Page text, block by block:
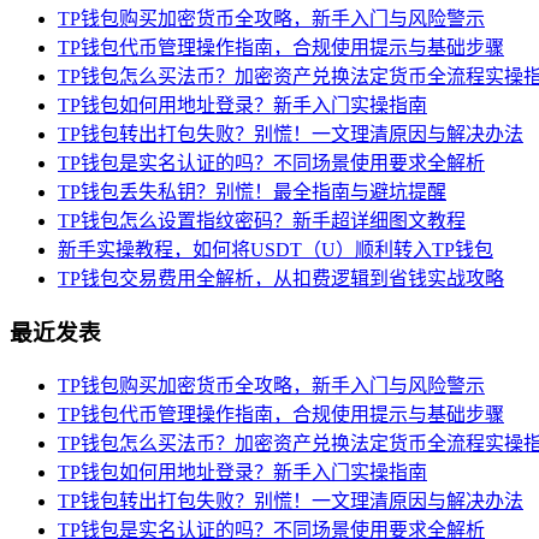
TP钱包购买加密货币全攻略，新手入门与风险警示
TP钱包代币管理操作指南，合规使用提示与基础步骤
TP钱包怎么买法币？加密资产兑换法定货币全流程实操
TP钱包如何用地址登录？新手入门实操指南
TP钱包转出打包失败？别慌！一文理清原因与解决办法
TP钱包是实名认证的吗？不同场景使用要求全解析
TP钱包丢失私钥？别慌！最全指南与避坑提醒
TP钱包怎么设置指纹密码？新手超详细图文教程
新手实操教程，如何将USDT（U）顺利转入TP钱包
TP钱包交易费用全解析，从扣费逻辑到省钱实战攻略
最近发表
TP钱包购买加密货币全攻略，新手入门与风险警示
TP钱包代币管理操作指南，合规使用提示与基础步骤
TP钱包怎么买法币？加密资产兑换法定货币全流程实操
TP钱包如何用地址登录？新手入门实操指南
TP钱包转出打包失败？别慌！一文理清原因与解决办法
TP钱包是实名认证的吗？不同场景使用要求全解析